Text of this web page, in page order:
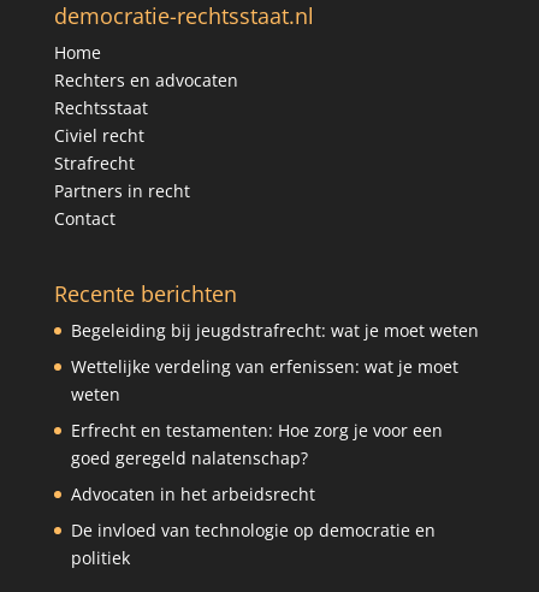
democratie-rechtsstaat.nl
Home
Rechters en advocaten
Rechtsstaat
Civiel recht
Strafrecht
Partners in recht
Contact
Recente berichten
Begeleiding bij jeugdstrafrecht: wat je moet weten
Wettelijke verdeling van erfenissen: wat je moet
weten
Erfrecht en testamenten: Hoe zorg je voor een
goed geregeld nalatenschap?
Advocaten in het arbeidsrecht
De invloed van technologie op democratie en
politiek